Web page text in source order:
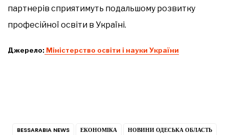
партнерів сприятимуть подальшому розвитку
професійної освіти в Україні.
Джерело: Міністерство освіти і науки України
BESSARABIA NEWS ЕКОНОМІКА
НОВИНИ ОДЕСЬКА ОБЛАСТЬ